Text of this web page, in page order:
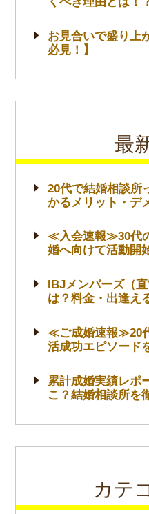
お見合いで盛り上
必見！】
最
20代で結婚相談所
かるメリット・デ
≪入会速報≫30代
婚へ向けて活動開
IBJメンバーズ（
は？料金・出逢え
≪ご成婚速報≫20
活成功エピソード
累計成婚実績レポ
こ？結婚相談所を
カテ